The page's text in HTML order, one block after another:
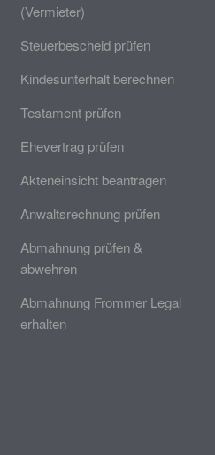
(Vermieter)
Steuerbescheid prüfen
Kindesunterhalt berechnen
Testament prüfen
Ehevertrag prüfen
Akteneinsicht beantragen
Anwaltsrechnung prüfen
Abmahnung prüfen &
abwehren
Abmahnung Frommer Legal
erhalten